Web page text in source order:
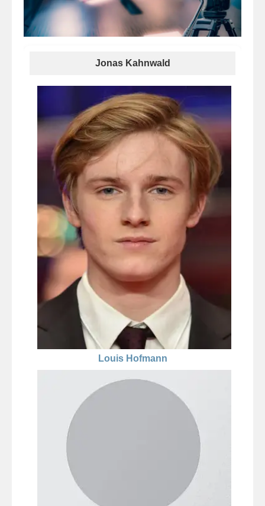
Jonas Kahnwald
Louis Hofmann